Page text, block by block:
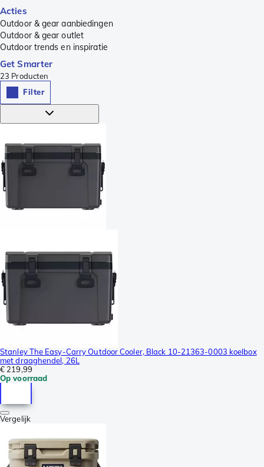
Acties
Outdoor & gear aanbiedingen
Outdoor & gear outlet
Outdoor trends en inspiratie
Get Smarter
23 Producten
Filter
Stanley The Easy-Carry Outdoor Cooler, Black 10-21363-0003 koelbox
met draaghendel, 26L
€ 219,99
Op voorraad
Vergelijk